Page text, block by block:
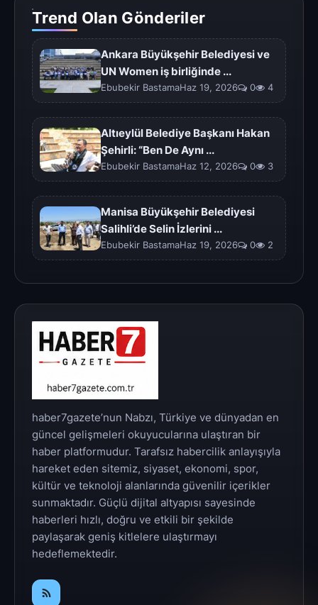
Trend Olan Gönderiler
Ankara Büyükşehir Belediyesi ve
UN Women iş birliğinde ...
Ebubekir BastamaHaz 19, 2026 0 4
Altıeylül Belediye Başkanı Hakan
Şehirli: “Ben De Aynı ...
Ebubekir BastamaHaz 12, 2026 0 3
Manisa Büyükşehir Belediyesi
Salihli’de Selin İzlerini ...
Ebubekir BastamaHaz 19, 2026 0 2
haber7gazete’nun Nabzı, Türkiye ve dünyadan en
güncel gelişmeleri okuyucularına ulaştıran bir
haber platformudur. Tarafsız habercilik anlayışıyla
hareket eden sitemiz, siyaset, ekonomi, spor,
kültür ve teknoloji alanlarında güvenilir içerikler
sunmaktadır. Güçlü dijital altyapısı sayesinde
haberleri hızlı, doğru ve etkili bir şekilde
paylaşarak geniş kitlelere ulaştırmayı
hedeflemektedir.